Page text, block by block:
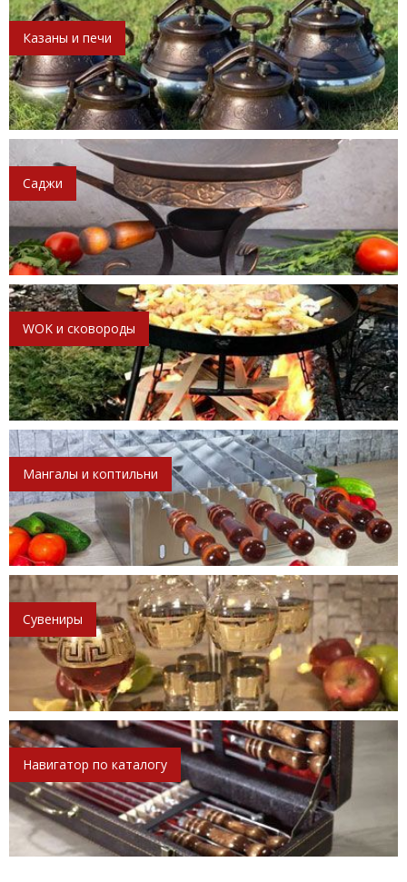
Казаны и печи
Саджи
WOK и сковороды
Мангалы и коптильни
Сувениры
Навигатор по каталогу